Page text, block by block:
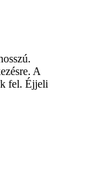
A
fel. Éjjeli